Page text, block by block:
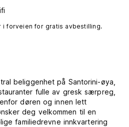
i forveien for gratis avbestilling.
beliggenhet på Santorini-øya,
fulle av gresk særpreg,
døren og innen lett
deg velkommen til en
familiedrevne innkvartering